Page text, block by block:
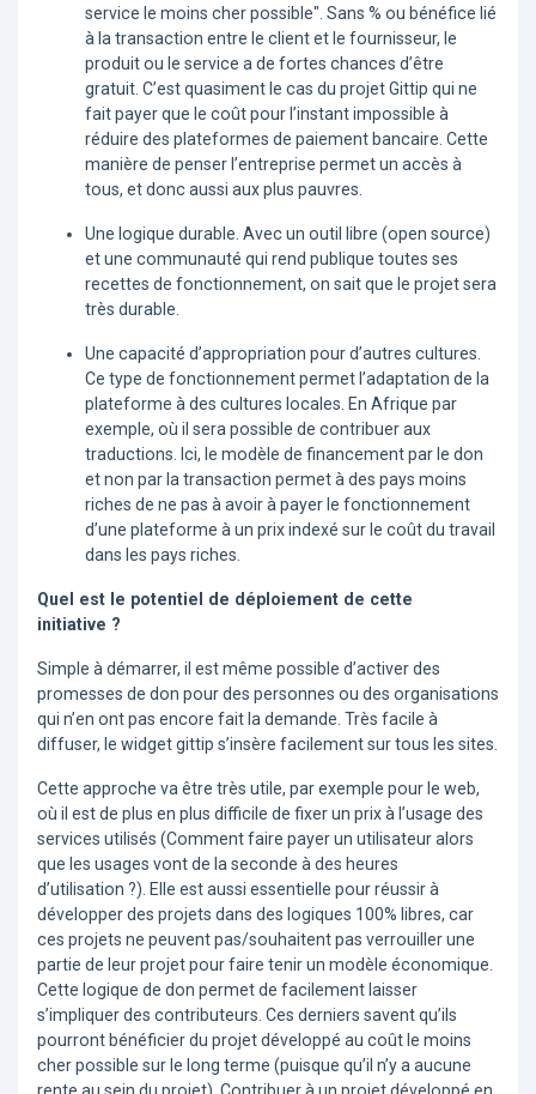
service le moins cher possible". Sans % ou bénéfice lié
à la transaction entre le client et le fournisseur, le
produit ou le service a de fortes chances d’être
gratuit. C’est quasiment le cas du projet Gittip qui ne
fait payer que le coût pour l’instant impossible à
réduire des plateformes de paiement bancaire. Cette
manière de penser l’entreprise permet un accès à
tous, et donc aussi aux plus pauvres.
Une logique durable. Avec un outil libre (open source)
et une communauté qui rend publique toutes ses
recettes de fonctionnement, on sait que le projet sera
très durable.
Une capacité d’appropriation pour d’autres cultures.
Ce type de fonctionnement permet l’adaptation de la
plateforme à des cultures locales. En Afrique par
exemple, où il sera possible de contribuer aux
traductions. Ici, le modèle de financement par le don
et non par la transaction permet à des pays moins
riches de ne pas à avoir à payer le fonctionnement
d’une plateforme à un prix indexé sur le coût du travail
dans les pays riches.
Quel est le potentiel de déploiement de cette
initiative ?
Simple à démarrer, il est même possible d’activer des
promesses de don pour des personnes ou des organisations
qui n’en ont pas encore fait la demande. Très facile à
diffuser, le widget gittip s’insère facilement sur tous les sites.
Cette approche va être très utile, par exemple pour le web,
où il est de plus en plus difficile de fixer un prix à l’usage des
services utilisés (Comment faire payer un utilisateur alors
que les usages vont de la seconde à des heures
d’utilisation ?). Elle est aussi essentielle pour réussir à
développer des projets dans des logiques 100% libres, car
ces projets ne peuvent pas/souhaitent pas verrouiller une
partie de leur projet pour faire tenir un modèle économique.
Cette logique de don permet de facilement laisser
s’impliquer des contributeurs. Ces derniers savent qu’ils
pourront bénéficier du projet développé au coût le moins
cher possible sur le long terme (puisque qu’il n’y a aucune